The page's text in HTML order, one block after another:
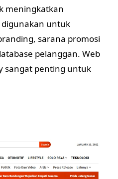
meningkatkan
untuk
sarana promosi
pelanggan. Web
sangat penting untuk